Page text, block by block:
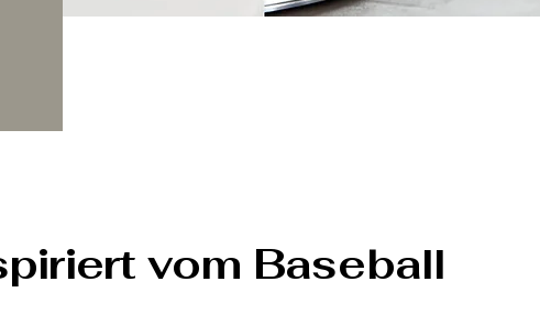
vom Baseball